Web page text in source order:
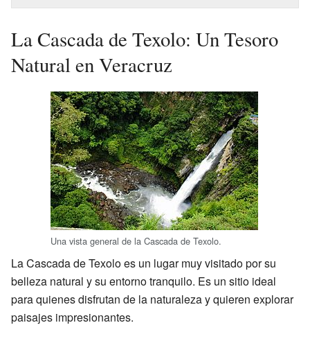
La Cascada de Texolo: Un Tesoro
Natural en Veracruz
Una vista general de la Cascada de Texolo.
La Cascada de Texolo es un lugar muy visitado por su
belleza natural y su entorno tranquilo. Es un sitio ideal
para quienes disfrutan de la naturaleza y quieren explorar
paisajes impresionantes.